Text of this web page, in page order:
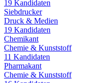
19 Kandidaten
Siebdrucker
Druck & Medien
19 Kandidaten
Chemikant
Chemie & Kunststoff
11 Kandidaten
Pharmakant
Chemie & Kunststoff